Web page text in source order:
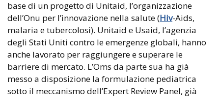
base di un progetto di Unitaid, l’organizzazione
dell’Onu per l’innovazione nella salute (Hiv-Aids,
malaria e tubercolosi). Unitaid e Usaid, l’agenzia
degli Stati Uniti contro le emergenze globali, hanno
anche lavorato per raggiungere e superare le
barriere di mercato. L’Oms da parte sua ha già
messo a disposizione la formulazione pediatrica
sotto il meccanismo dell’Expert Review Panel, già